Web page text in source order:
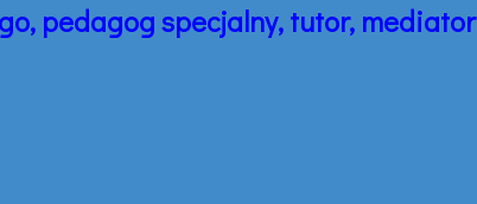
pedagog specjalny, tutor, mediator